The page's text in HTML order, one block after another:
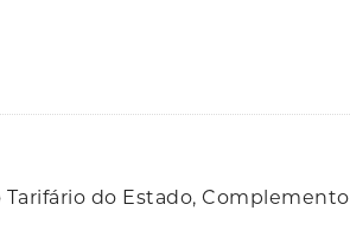
do Estado, Complemento